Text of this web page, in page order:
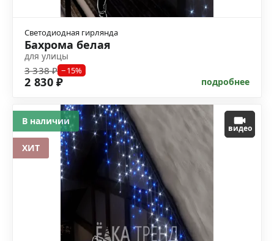
Светодиодная гирлянда
Бахрома белая
для улицы
3 338 ₽ −15%
2 830 ₽ подробнее
видео
В наличии
ХИТ